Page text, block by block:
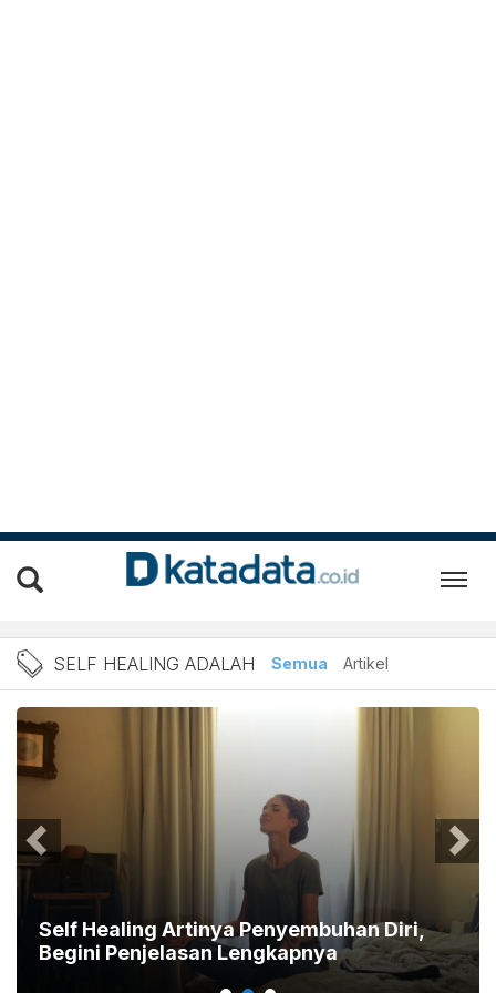
Berita Self Healing
SELF HEALING ADALAH Semua Artikel
Self Healing Artinya Penyembuhan Diri,
Begini Penjelasan Lengkapnya